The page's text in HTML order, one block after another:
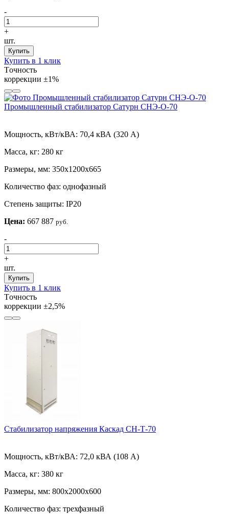
-
+
шт.
Купить
Купить в 1 клик
Tочность
коррекции ±1%
Промышленный стабилизатор Сатурн СНЭ-О-70
Мощность, кВт/кВА: 70,4 кВА (320 А)
Масса, кг: 280 кг
Размеры, мм: 350х1200х665
Количество фаз: однофазный
Степень защиты: IP20
Цена: 667 887 руб.
-
+
шт.
Купить
Купить в 1 клик
Tочность
коррекции ±2,5%
Стабилизатор напряжения Каскад СН-Т-70
Мощность, кВт/кВА: 72,0 кВА (108 А)
Масса, кг: 380 кг
Размеры, мм: 800х2000х600
Количество фаз: трехфазный